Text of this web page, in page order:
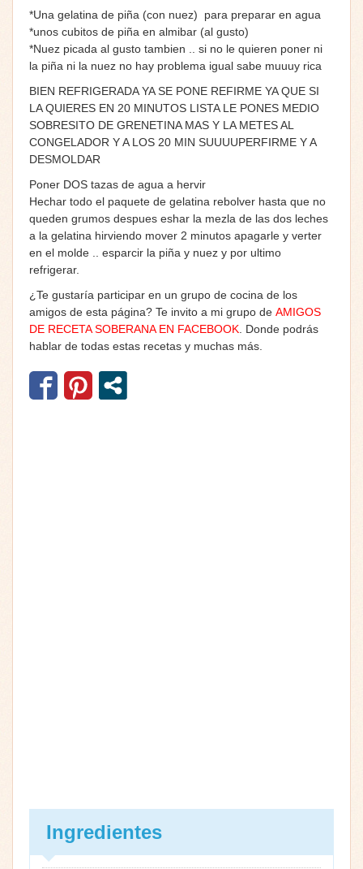
*Una gelatina de piña (con nuez) para preparar en agua
*unos cubitos de piña en almibar (al gusto)
*Nuez picada al gusto tambien .. si no le quieren poner ni
la piña ni la nuez no hay problema igual sabe muuuy rica
BIEN REFRIGERADA YA SE PONE REFIRME YA QUE SI
LA QUIERES EN 20 MINUTOS LISTA LE PONES MEDIO
SOBRESITO DE GRENETINA MAS Y LA METES AL
CONGELADOR Y A LOS 20 MIN SUUUUPERFIRME Y A
DESMOLDAR
Poner DOS tazas de agua a hervir
Hechar todo el paquete de gelatina rebolver hasta que no
queden grumos despues eshar la mezla de las dos leches
a la gelatina hirviendo mover 2 minutos apagarle y verter
en el molde .. esparcir la piña y nuez y por ultimo
refrigerar.
¿Te gustaría participar en un grupo de cocina de los
amigos de esta página? Te invito a mi grupo de AMIGOS
DE RECETA SOBERANA EN FACEBOOK . Donde podrás
hablar de todas estas recetas y muchas más.
Ingredientes